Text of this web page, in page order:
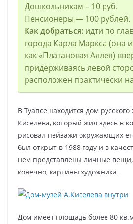
Дошкольникам – 10 руб.
Пенсионеры — 100 рублей.
Как добраться:идти по
города Карла Маркса (она
как «Платановая Аллея)
придерживаясь левой
расположен практически
В Туапсе находится дом русского
Киселева, который жил здесь в
рисовал пейзажи окружающих
был открыт в 1988 году и в
нем представлены личные
конечно, картины художника.
Дом имеет площадь более 80